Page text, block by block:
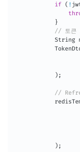
if ( !
}
// 토큰
String
) ;
//
) ;